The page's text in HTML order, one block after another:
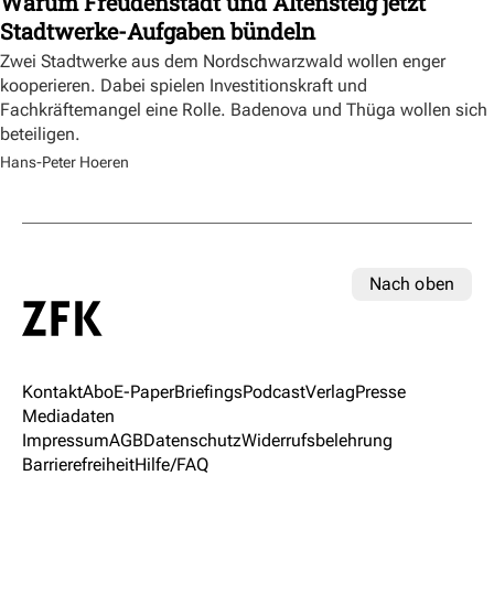
Stadtwerke-Aufgaben bündeln
Zwei Stadtwerke aus dem Nordschwarzwald wollen enger
kooperieren. Dabei spielen Investitionskraft und
Fachkräftemangel eine Rolle. Badenova und Thüga wollen sich
beteiligen.
Hans-Peter Hoeren
Nach oben
KontaktAboE-PaperBriefingsPodcastVerlagPresse
Mediadaten
ImpressumAGBDatenschutzWiderrufsbelehrung
BarrierefreiheitHilfe/FAQ